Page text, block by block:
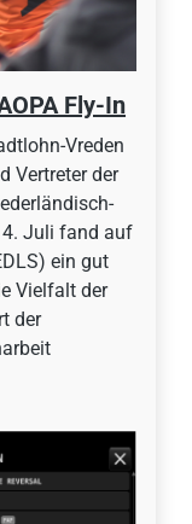
Fly-In
Vreden
Vertreter der
4. Juli fand auf
ein gut
Vielfalt der
der